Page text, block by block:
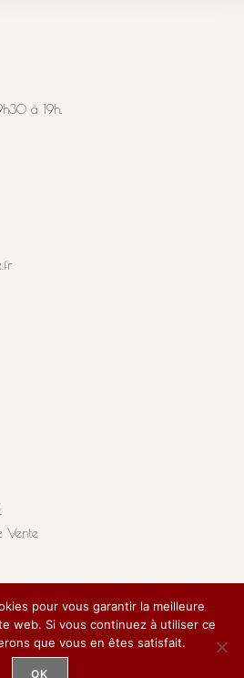
à 19h.
Vente
pour la santé. A consommer
modération.
Panier d'Aimé' 2020 / Réalisé par
Sima / Mentions Légales
pour vous garantir la meilleure
web. Si vous continuez à utiliser ce
que vous en êtes satisfait.
OK